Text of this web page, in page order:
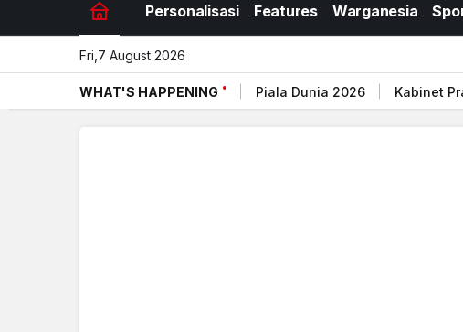
Personalisasi Features Warganesia
Fri,7 August 2026
WHAT'S HAPPENING Piala Dunia 2026 Kabinet